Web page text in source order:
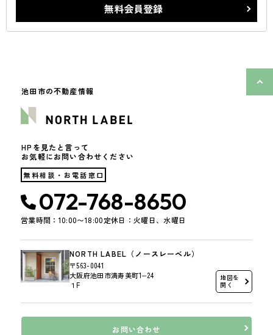
無料会員登録
池田市の不動産情報
HPを見たと言って
お気軽にお問い合わせください
無料相談・お電話窓口
072-768-8650
営業時間：10:00〜18:00定休日：火曜日、水曜日
NORTH LABEL（ノースレーベル）
〒563-0041
大阪府池田市満寿美町1−24
１F
地図を
開く
お問い合わせ